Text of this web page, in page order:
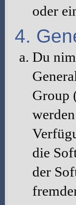
oder
4.
Du
Group
die
der